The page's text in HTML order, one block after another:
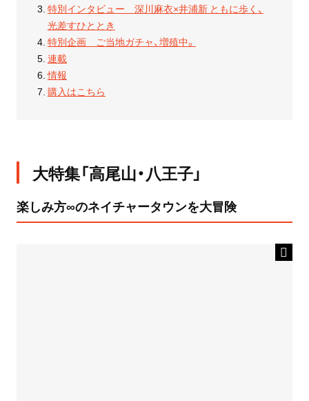
特別インタビュー 深川麻衣×井浦新 ともに歩く、
光差すひととき
特別企画 ご当地ガチャ、増殖中。
連載
情報
購入はこちら
大特集「高尾山・八王子」
楽しみ方∞のネイチャータウンを大冒険